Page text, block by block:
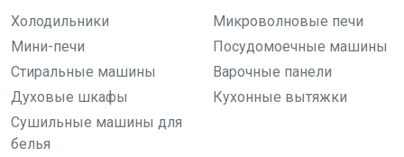
Холодильники
Микроволновые печи
Мини-печи
Посудомоечные машины
Стиральные машины
Варочные панели
Духовые шкафы
Кухонные вытяжки
Сушильные машины для
белья